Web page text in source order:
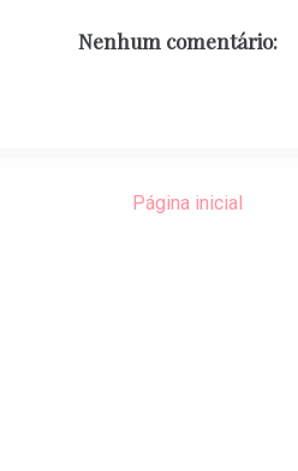
Nenhum comentário:
Página inicial